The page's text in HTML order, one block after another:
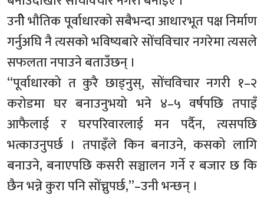
उनीे भौतिक पूर्वाधारको सबैभन्दा आधारभूत पक्ष निर्माण
गर्नुअघि नै त्यसको भविष्यबारे सोंचविचार नगरेमा त्यसले
सफलता नपाउने बताउँछन् ।
“पूर्वाधारको त कुरै छाड्नुस्, सोंचविचार नगरी १–२
करोडमा घर बनाउनुभयो भने ४–५ वर्षपछि तपाइँ
आफैलाई र घरपरिवारलाई मन पर्दैन, त्यसपछि
भत्काउनुपर्छ । तपाइँले किन बनाउने, कसको लागि
बनाउने, बनाएपछि कसरी सञ्चालन गर्ने र बजार छ कि
छैन भन्ने कुरा पनि सोंच्नुपर्छ,”–उनी भन्छन् ।